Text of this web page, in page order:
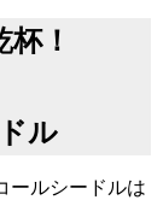
！
ル
ールシードルは